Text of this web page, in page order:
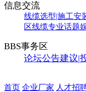
信息交流
线缆选型|施工安
区线缆专业话题
BBS事务区
论坛公告建议|
首页 企业厂家 人才招